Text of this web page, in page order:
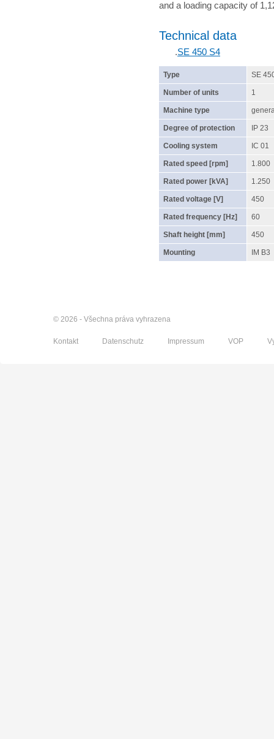
and a loading capacity of
Technical data
.SE 450 S4
Type SE
Number of units 1
Machine type
Degree of protection IP 23
Cooling system IC 01
Rated speed [rpm] 1.800
Rated power [kVA] 1.250
Rated voltage [V] 450
Rated frequency [Hz] 60
Shaft height [mm] 450
Mounting IM B3
© 2026 - Všechna práva vyhrazena
Kontakt Datenschutz Impressum VOP